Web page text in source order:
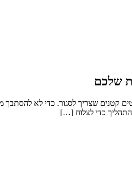
שלכם
שצריך לסגור. כדי לא להסתבך
כדי לצלוח […]